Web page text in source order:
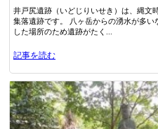
井戸尻遺跡（いどじりいせき）は、縄文
集落遺跡です。 八ヶ岳からの湧水が多い
した場所のため遺跡がたく...
記事を読む